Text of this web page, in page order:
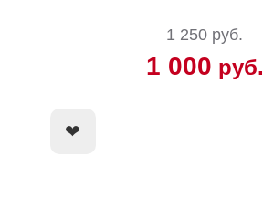
1 250 руб.
1 000 руб.